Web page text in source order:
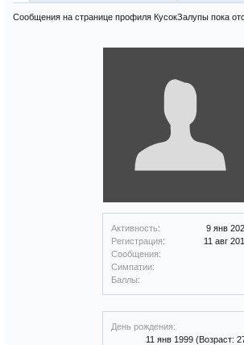
Активность:
9 янв
Регистрация:
11 авг
Сообщения:
Симпатии:
Баллы:
День рождения:
11 янв 1999 (Возраст:
Сообщения на странице профиля КусокЗалупы пока